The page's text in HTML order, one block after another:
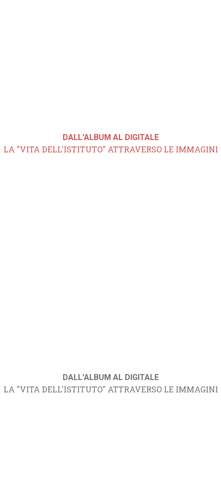
DALL'ALBUM AL DIGITALE
LA "VITA DELL'ISTITUTO" ATTRAVERSO LE IMMAGINI
DALL'ALBUM AL DIGITALE
LA "VITA DELL'ISTITUTO" ATTRAVERSO LE IMMAGINI